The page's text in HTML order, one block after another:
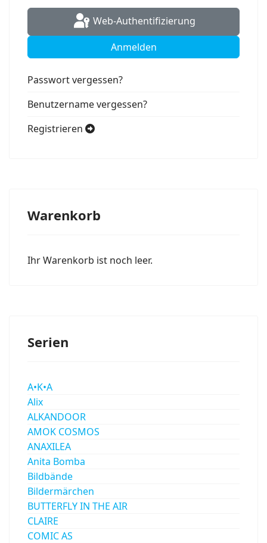
Web-Authentifizierung
Anmelden
Passwort vergessen?
Benutzername vergessen?
Registrieren
Warenkorb
Ihr Warenkorb ist noch leer.
Serien
A•K•A
Alix
ALKANDOOR
AMOK COSMOS
ANAXILEA
Anita Bomba
Bildbände
Bildermärchen
BUTTERFLY IN THE AIR
CLAIRE
COMIC AS